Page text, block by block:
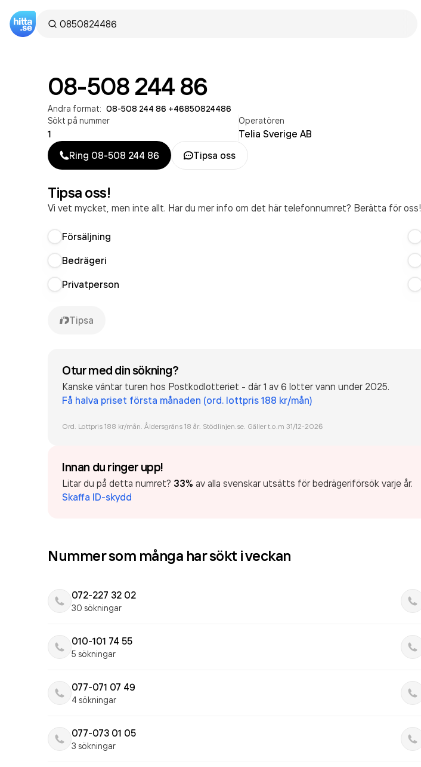
08-508 244 86
Andra format: 08-508 244 86 +46850824486
Sökt på nummer
1
Operatören
Telia Sverige AB
Ring 08-508 244 86 Tipsa oss
Tipsa oss!
Vi vet mycket, men inte allt. Har du mer info om det här telefonnumret? Berätta för oss!
Försäljning
Bedrägeri
Privatperson
Tipsa
Otur med din sökning?
Kanske väntar turen hos Postkodlotteriet - där 1 av 6 lotter vann under 2025.
Få halva priset första månaden (ord. lottpris 188 kr/mån)
Ord. Lottpris 188 kr/mån. Åldersgräns 18 år. Stödlinjen.se. Gäller t.o.m 31/12-2026
Innan du ringer upp!
Litar du på detta numret? 33% av alla svenskar utsätts för bedrägeriförsök varje år.
Skaffa ID-skydd
Nummer som många har sökt i veckan
072-227 32 02
30 sökningar
010-101 74 55
5 sökningar
077-071 07 49
4 sökningar
077-073 01 05
3 sökningar